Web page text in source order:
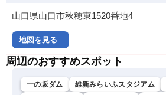
山口県山口市秋穂東1520番地4
地図を見る
周辺のおすすめスポット
一の坂ダム 維新みらいふスタジアム